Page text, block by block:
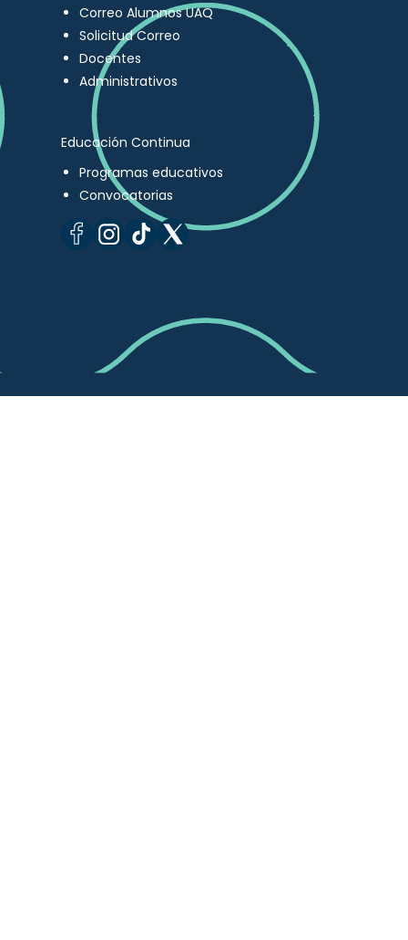
Correo Alumnos UAQ
Solicitud Correo
Docentes
Administrativos
Educación Continua
Programas educativos
Convocatorias